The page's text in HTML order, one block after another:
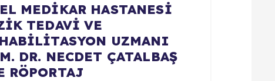
MEDİKAR HASTANESİ
TEDAVİ VE
UZMANI
DR. NECDET ÇATALBAŞ
RÖPORTAJ